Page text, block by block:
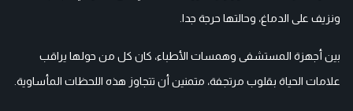
ونزيف على الدماغ، وحالتها حرجة جدا.
بين أجهزة المستشفى وهمسات الأطباء، كان كل من حولها يراقب
علامات الحياة بقلوب مرتجفة، متمنين أن تتجاوز هذه اللحظات المأساوية.